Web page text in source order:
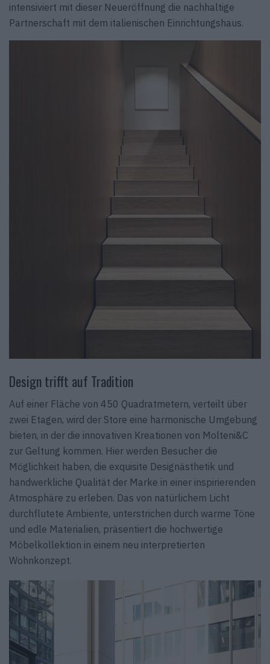
intensiviert mit dieser Neueröffnung die nachhaltige
Partnerschaft mit dem italienischen Einrichtungshaus.
Design trifft auf Tradition
Auf einer Fläche von 450 Quadratmetern, verteilt über
zwei Etagen, wird der Store eine harmonische Umgebung
bieten, in der die innovativen Kreationen von Molteni&C
zur Geltung kommen. Hier werden Besucher die
Möglichkeit haben, die exquisite Designästhetik und
handwerkliche Qualität der Marke in einer inspirierenden
Atmosphäre zu erleben. Das von natürlichem Licht
durchflutete Ambiente, unterstrichen durch warme Töne
und edle Materialien, präsentiert die hochwertige
Möbelkollektion in einem neu interpretierten
Wohnkonzept.